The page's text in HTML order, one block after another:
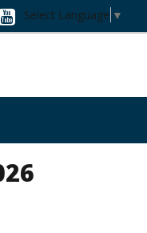
Select Language ▼